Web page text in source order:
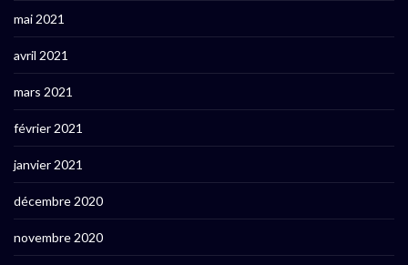
mai 2021
avril 2021
mars 2021
février 2021
janvier 2021
décembre 2020
novembre 2020